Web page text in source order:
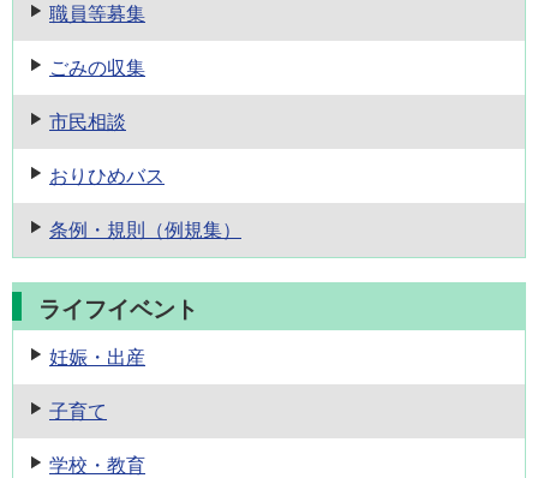
職員等募集
ごみの収集
市民相談
おりひめバス
条例・規則 （例規集）
ライフイベント
妊娠・出産
子育て
学校・教育